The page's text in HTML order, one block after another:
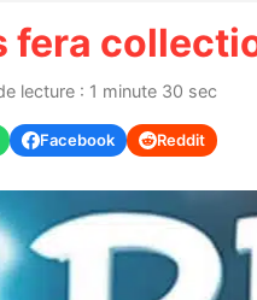
fera
lecture : 1 minute 30 sec
Facebook Reddit